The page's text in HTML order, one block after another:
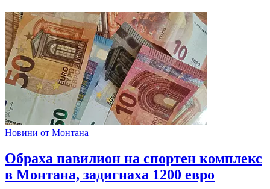
Новини от Монтана
Обраха павилион на спортен комплекс
в Монтана, задигнаха 1200 евро